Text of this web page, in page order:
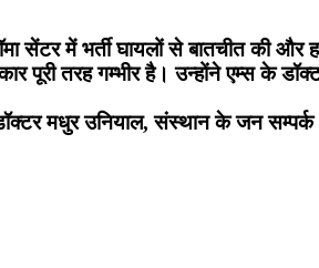
सेंटर में भर्ती घायलों से बातचीत की और
तरह गम्भीर है। उन्होंने एम्स के
मधुर उनियाल, संस्थान के जन सम्पर्क